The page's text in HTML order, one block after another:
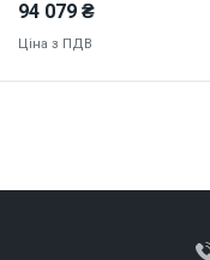
94 079 ₴
Ціна з ПДВ